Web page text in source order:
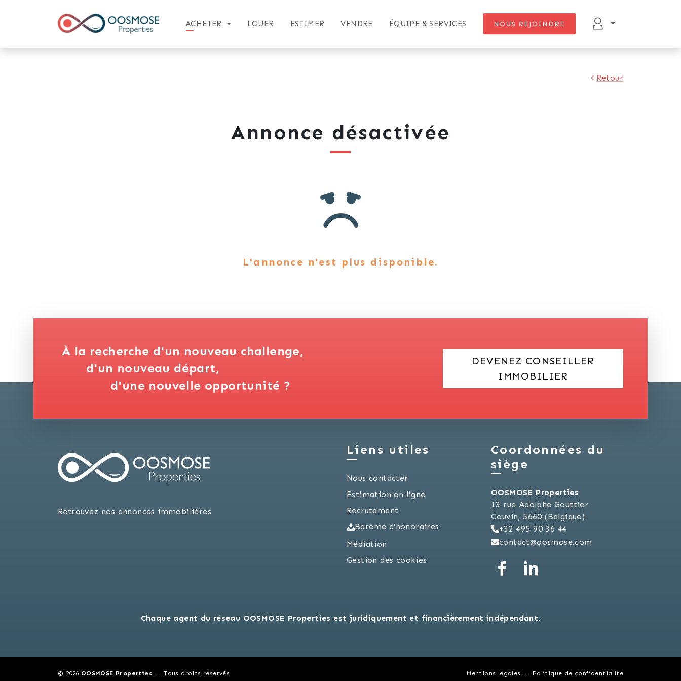
ACHETER LOUER ESTIMER VENDRE ÉQUIPE & SERVICES NOUS REJOINDRE
Retour
Annonce désactivée
L'annonce n'est plus disponible.
À la recherche d'un nouveau challenge,
d'un nouveau départ,
d'une nouvelle opportunité ?
DEVENEZ CONSEILLER
IMMOBILIER
Retrouvez nos annonces immobilières
Liens utiles
Nous contacter
Estimation en ligne
Recrutement
Barème d'honoraires
Médiation
Gestion des cookies
Coordonnées du
siège
OOSMOSE Properties
13 rue Adolphe Gouttier
Couvin, 5660 (Belgique)
+32 495 90 36 44
contact@oosmose.com
Chaque agent du réseau OOSMOSE Properties est juridiquement et financièrement indépendant.
© 2026 OOSMOSE Properties Tous droits réservés Mentions légales Politique de confidentialité